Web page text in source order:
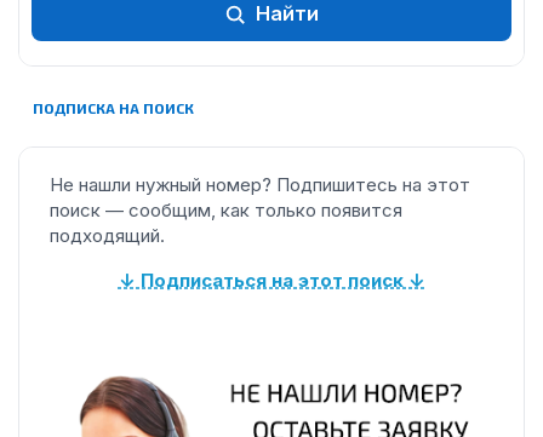
Найти
ПОДПИСКА НА ПОИСК
Не нашли нужный номер? Подпишитесь на этот
поиск — сообщим, как только появится
подходящий.
↓ Подписаться на этот поиск ↓